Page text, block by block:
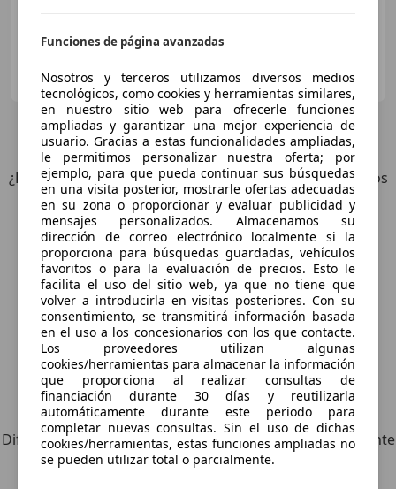
ES-03007 ALICANTE
9 Ofertas para Chevrolet Camaro
¿Desea ser informado automáticamente sobre vehículos
nuevos para su búsqueda?
Guardar búsqueda
Explora vehículos similares
Diferente de tus criterios de búsqueda, pero posiblemente
una coincidencia perfecta.
Funciones de página avanzadas
Nosotros y terceros utilizamos diversos medios
tecnológicos, como cookies y herramientas similares,
en nuestro sitio web para ofrecerle funciones
ampliadas y garantizar una mejor experiencia de
usuario. Gracias a estas funcionalidades ampliadas,
le permitimos personalizar nuestra oferta; por
ejemplo, para que pueda continuar sus búsquedas
en una visita posterior, mostrarle ofertas adecuadas
en su zona o proporcionar y evaluar publicidad y
mensajes personalizados. Almacenamos su
dirección de correo electrónico localmente si la
proporciona para búsquedas guardadas, vehículos
favoritos o para la evaluación de precios. Esto le
facilita el uso del sitio web, ya que no tiene que
volver a introducirla en visitas posteriores. Con su
consentimiento, se transmitirá información basada
en el uso a los concesionarios con los que contacte.
Los proveedores utilizan algunas
cookies/herramientas para almacenar la información
que proporciona al realizar consultas de
financiación durante 30 días y reutilizarla
automáticamente durante este periodo para
completar nuevas consultas. Sin el uso de dichas
cookies/herramientas, estas funciones ampliadas no
se pueden utilizar total o parcialmente.